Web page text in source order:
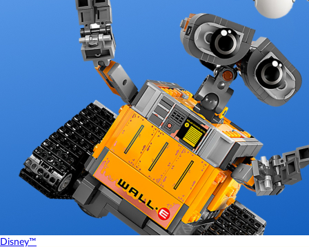
Disney™